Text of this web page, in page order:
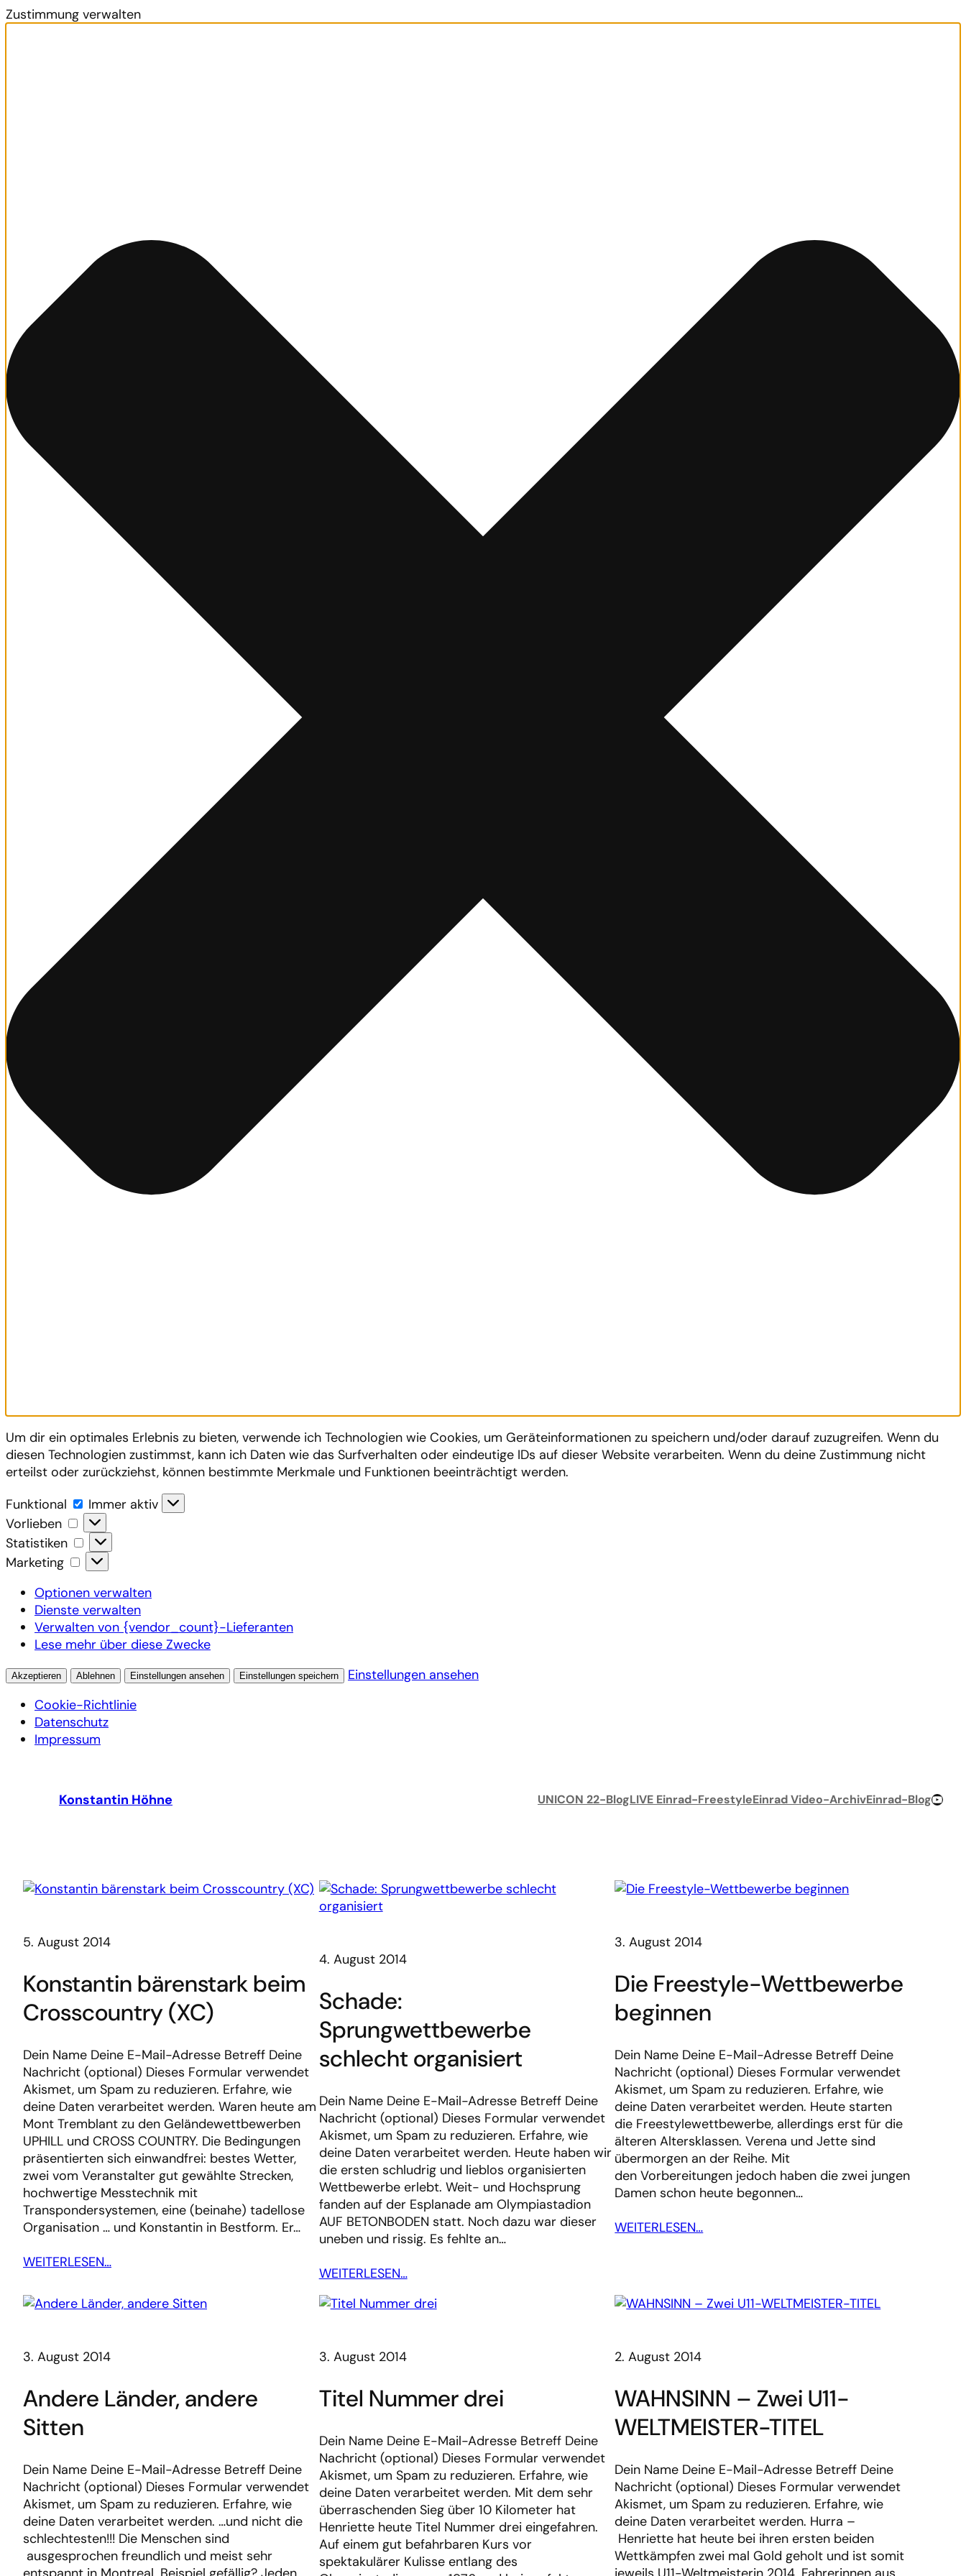
Zustimmung verwalten
Um dir ein optimales Erlebnis zu bieten, verwende ich Technologien wie Cookies, um Geräteinformationen zu speichern und/oder darauf zuzugreifen. Wenn du
diesen Technologien zustimmst, kann ich Daten wie das Surfverhalten oder eindeutige IDs auf dieser Website verarbeiten. Wenn du deine Zustimmung nicht
erteilst oder zurückziehst, können bestimmte Merkmale und Funktionen beeinträchtigt werden.
Funktional
Funktional
Immer aktiv
Vorlieben
Vorlieben
Statistiken
Statistiken
Marketing
Marketing
Optionen verwalten
Dienste verwalten
Verwalten von {vendor_count}-Lieferanten
Lese mehr über diese Zwecke
Akzeptieren Ablehnen Einstellungen ansehen Einstellungen speichern
Einstellungen ansehen
Cookie-Richtlinie
Datenschutz
Impressum
Konstantin Höhne UNICON 22-BlogLIVE Einrad-FreestyleEinrad Video-ArchivEinrad-BlogYouTube-
5. August 2014
Konstantin bärenstark beim
Crosscountry (XC)
Dein Name Deine E-Mail-Adresse Betreff Deine
Nachricht (optional) Dieses Formular verwendet
Akismet, um Spam zu reduzieren. Erfahre, wie
deine Daten verarbeitet werden. Waren heute am
Mont Tremblant zu den Geländewettbewerben
UPHILL und CROSS COUNTRY. Die Bedingungen
präsentierten sich einwandfrei: bestes Wetter,
zwei vom Veranstalter gut gewählte Strecken,
hochwertige Messtechnik mit
Transpondersystemen, eine (beinahe) tadellose
Organisation … und Konstantin in Bestform. Er…
WEITERLESEN…
4. August 2014
Schade:
Sprungwettbewerbe
schlecht organisiert
Dein Name Deine E-Mail-Adresse Betreff Deine
Nachricht (optional) Dieses Formular verwendet
Akismet, um Spam zu reduzieren. Erfahre, wie
deine Daten verarbeitet werden. Heute haben wir
die ersten schludrig und lieblos organisierten
Wettbewerbe erlebt. Weit- und Hochsprung
fanden auf der Esplanade am Olympiastadion
AUF BETONBODEN statt. Noch dazu war dieser
uneben und rissig. Es fehlte an…
WEITERLESEN…
3. August 2014
Die Freestyle-Wettbewerbe
beginnen
Dein Name Deine E-Mail-Adresse Betreff Deine
Nachricht (optional) Dieses Formular verwendet
Akismet, um Spam zu reduzieren. Erfahre, wie
deine Daten verarbeitet werden. Heute starten
die Freestylewettbewerbe, allerdings erst für die
älteren Altersklassen. Verena und Jette sind
übermorgen an der Reihe. Mit
den Vorbereitungen jedoch haben die zwei jungen
Damen schon heute begonnen…
WEITERLESEN…
3. August 2014
Andere Länder, andere
Sitten
Dein Name Deine E-Mail-Adresse Betreff Deine
Nachricht (optional) Dieses Formular verwendet
Akismet, um Spam zu reduzieren. Erfahre, wie
deine Daten verarbeitet werden. …und nicht die
schlechtesten!!! Die Menschen sind
ausgesprochen freundlich und meist sehr
3. August 2014
Titel Nummer drei
Dein Name Deine E-Mail-Adresse Betreff Deine
Nachricht (optional) Dieses Formular verwendet
Akismet, um Spam zu reduzieren. Erfahre, wie
deine Daten verarbeitet werden. Mit dem sehr
überraschenden Sieg über 10 Kilometer hat
Henriette heute Titel Nummer drei eingefahren.
Auf einem gut befahrbaren Kurs vor
spektakulärer Kulisse entlang des
2. August 2014
WAHNSINN – Zwei U11-
WELTMEISTER-TITEL
Dein Name Deine E-Mail-Adresse Betreff Deine
Nachricht (optional) Dieses Formular verwendet
Akismet, um Spam zu reduzieren. Erfahre, wie
deine Daten verarbeitet werden. Hurra –
Henriette hat heute bei ihren ersten beiden
Wettkämpfen zwei mal Gold geholt und ist somit